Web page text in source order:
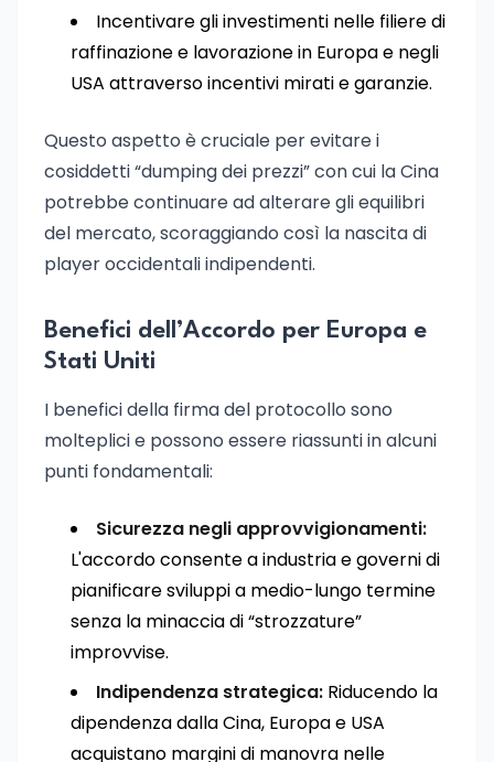
Incentivare gli investimenti nelle filiere di
raffinazione e lavorazione in Europa e negli
USA attraverso incentivi mirati e garanzie.
Questo aspetto è cruciale per evitare i
cosiddetti “dumping dei prezzi” con cui la Cina
potrebbe continuare ad alterare gli equilibri
del mercato, scoraggiando così la nascita di
player occidentali indipendenti.
Benefici dell’Accordo per Europa e
Stati Uniti
I benefici della firma del protocollo sono
molteplici e possono essere riassunti in alcuni
punti fondamentali:
Sicurezza negli approvvigionamenti:
L'accordo consente a industria e governi di
pianificare sviluppi a medio-lungo termine
senza la minaccia di “strozzature”
improvvise.
Indipendenza strategica: Riducendo la
dipendenza dalla Cina, Europa e USA
acquistano margini di manovra nelle